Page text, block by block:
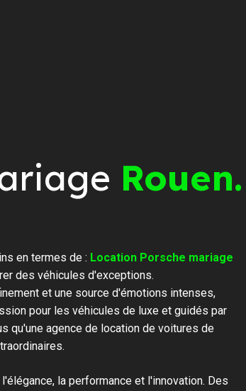
Rouen.
en termes de : Location Porsche mariage
des véhicules d'exceptions.
et une source d'émotions intenses,
pour les véhicules de luxe et guidés par
qu'une agence de location de voitures de
la performance et l'innovation. Des